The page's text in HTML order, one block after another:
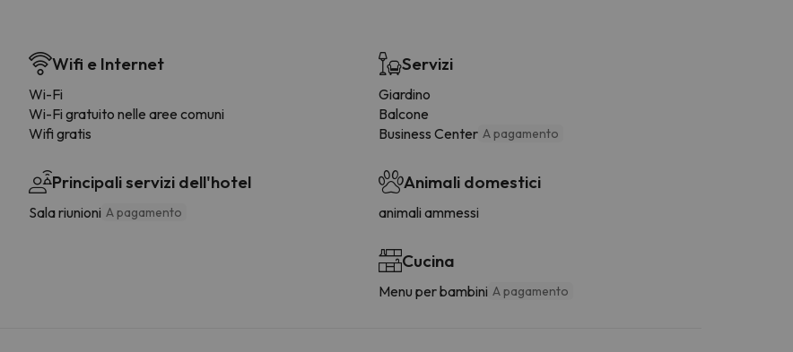
Wifi e Internet
Wi-Fi
Wi-Fi gratuito nelle aree comuni
Wifi gratis
Principali servizi dell'hotel
Sala riunioni A pagamento
Servizi
Giardino
Balcone
Business Center A pagamento
Animali domestici
animali ammessi
Cucina
Menu per bambini A pagamento